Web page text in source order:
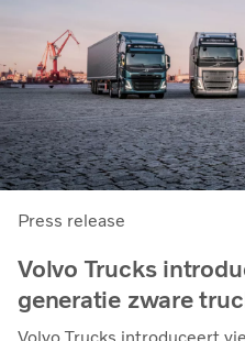
Press release
Volvo Trucks
generatie zware